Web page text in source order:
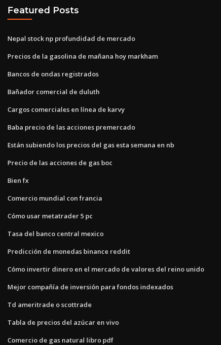
Featured Posts
Nepal stock np profundidad de mercado
Precios de la gasolina de mañana hoy markham
Bancos de ondas registrados
Bañador comercial de duluth
Cargos comerciales en línea de karvy
Baba precio de las acciones premercado
Están subiendo los precios del gas esta semana en nb
Precio de las acciones de gas boc
Bien fx
Comercio mundial con francia
Cómo usar metatrader 5 pc
Tasa del banco central mexico
Predicción de monedas binance reddit
Cómo invertir dinero en el mercado de valores del reino unido
Mejor compañía de inversión para fondos indexados
Td ameritrade o scottrade
Tabla de precios del azúcar en vivo
Comercio de gas natural libro pdf